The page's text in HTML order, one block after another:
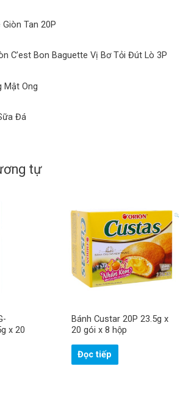
Tan 20P
C’est Bon Baguette Vị Bơ Tỏi Đút Lò 3P
Mật Ong
Đá
tự
x 20
Bánh Custar 20P 23.5g x
20 gói x 8 hộp
Đọc tiếp